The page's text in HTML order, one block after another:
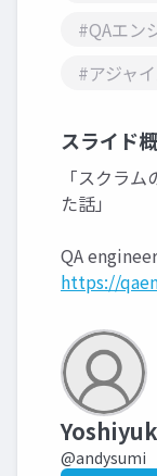
#QAエン
#アジャ
スライド
「スクラ
た話」
QA
https://
@andysumi